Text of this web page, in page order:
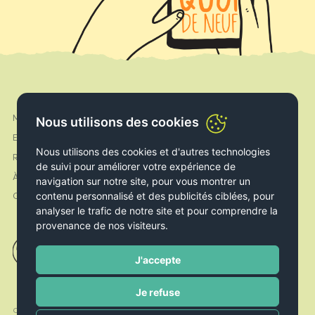
Nous utilisons des cookies
Nous utilisons des cookies et d'autres technologies
de suivi pour améliorer votre expérience de
navigation sur notre site, pour vous montrer un
contenu personnalisé et des publicités ciblées, pour
analyser le trafic de notre site et pour comprendre la
provenance de nos visiteurs.
J'accepte
Je refuse
Mon compte
Expédition & Livraison
Retours & Echanges
À propos de nous
Contact
Facebook
Conditions Politique de Politique de